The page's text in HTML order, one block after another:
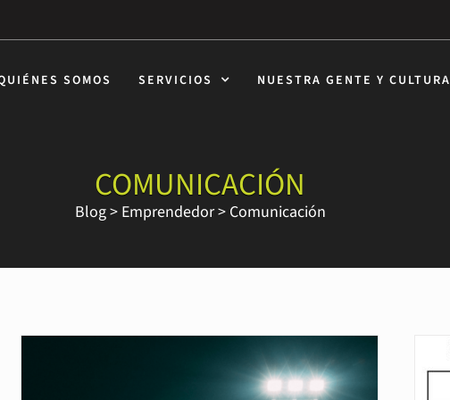
SOMOS SERVICIOS NUESTRA GENTE Y CULTURA
COMUNICACIÓN
Blog> Emprendedor> Comunicación